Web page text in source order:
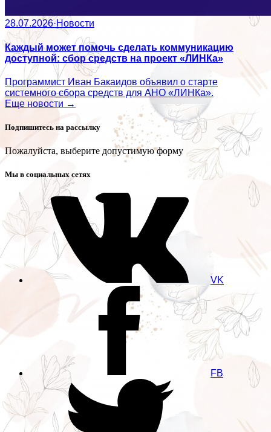
28.07.2026·Новости
Каждый может помочь сделать коммуникацию
доступной: сбор средств на проект «ЛИНКа»
Программист Иван Бакаидов объявил о старте
системного сбора средств для АНО «ЛИНКа».
Еще новости →
Подпишитесь на рассылку
Пожалуйста, выберите допустимую форму
Мы в социальных сетях
VK
FB